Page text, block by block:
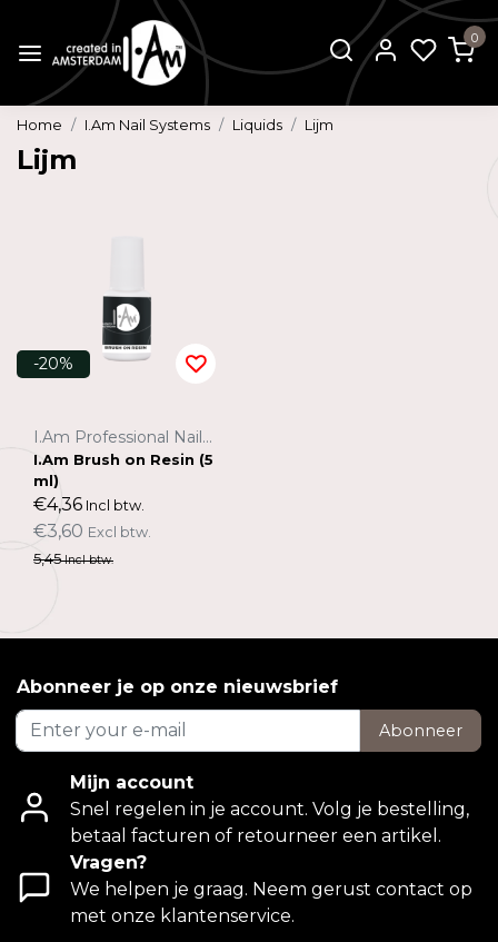
0
Home I.Am Nail Systems Liquids Lijm
Lijm
-20%
I.Am Professional Nail Systems
I.Am Brush on Resin (5
ml)
€4,36 Incl btw.
€3,60 Excl btw.
5,45Incl btw.
Abonneer je op onze nieuwsbrief
Abonneer
Mijn account
Snel regelen in je account. Volg je bestelling,
betaal facturen of retourneer een artikel.
Vragen?
We helpen je graag. Neem gerust contact op
met onze klantenservice.